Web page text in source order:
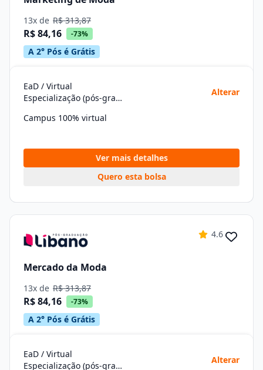
13x de R$ 313,87
R$ 84,16 -73%
A 2° Pós é Grátis
EaD / Virtual
Especialização (pós-graduação)
Alterar
Campus 100% virtual
Ver mais detalhes
Quero esta bolsa
4.6
Mercado da Moda
13x de R$ 313,87
R$ 84,16 -73%
A 2° Pós é Grátis
EaD / Virtual
Especialização (pós-graduação)
Alterar